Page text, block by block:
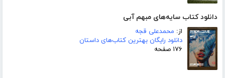
دانلود کتاب سایه‌های مبهم آبی
از: محمدعلی قجه
دانلود رایگان بهترین کتاب‌های داستان
۱۷۶ صفحه